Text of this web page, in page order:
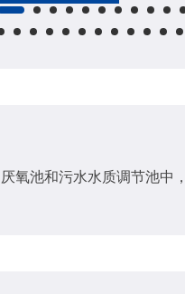
氧池和污水水质调节池中